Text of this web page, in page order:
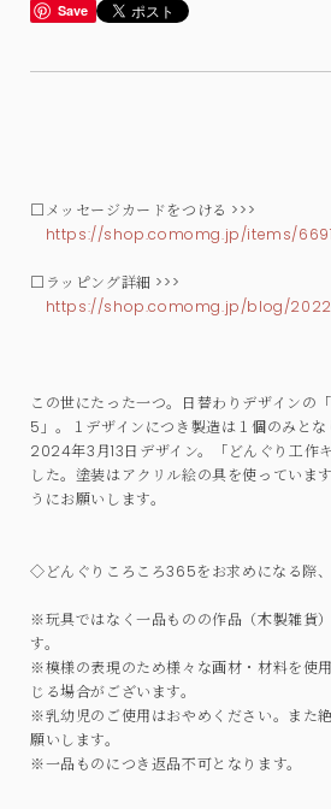
Save
□メッセージカードをつける >>>
https://shop.comomg.jp/items/
□ラッピング詳細 >>>
https://shop.comomg.jp/blog/
この世にたった一つ。日替わりデザインの
5」。１デザインにつき製造は１個のみとな
2024年3月13日デザイン。「どんぐり工作
した。塗装はアクリル絵の具を使っていま
うにお願いします。
◇どんぐりころころ365をお求めになる際
※玩具ではなく一品ものの作品（木製雑貨
す。
※模様の表現のため様々な画材・材料を使
じる場合がございます。
※乳幼児のご使用はおやめください。また
願いします。
※一品ものにつき返品不可となります。